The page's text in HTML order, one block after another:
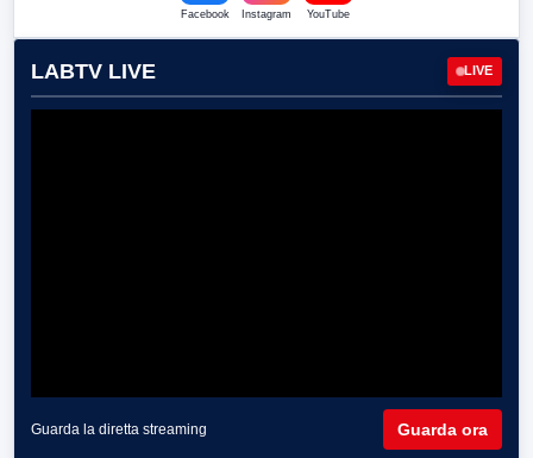
Facebook Instagram YouTube
LABTV LIVE LIVE
Guarda la diretta streaming Guarda ora